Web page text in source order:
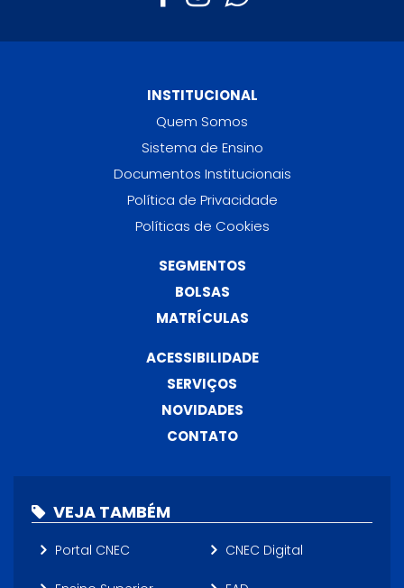
INSTITUCIONAL
Quem Somos
Sistema de Ensino
Documentos Institucionais
Política de Privacidade
Políticas de Cookies
SEGMENTOS
BOLSAS
MATRÍCULAS
ACESSIBILIDADE
SERVIÇOS
NOVIDADES
CONTATO
VEJA TAMBÉM
Portal CNEC CNEC Digital